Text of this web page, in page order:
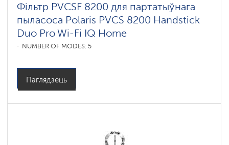
Фільтр PVCSF 8200 для партатыўнага
пыласоса Polaris PVCS 8200 Handstick
Duo Pro Wi-Fi IQ Home
NUMBER OF MODES: 5
Паглядзець